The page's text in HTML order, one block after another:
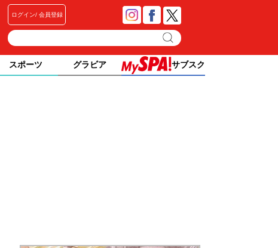
ログイン 会員登録
スポーツ グラビア サブスク